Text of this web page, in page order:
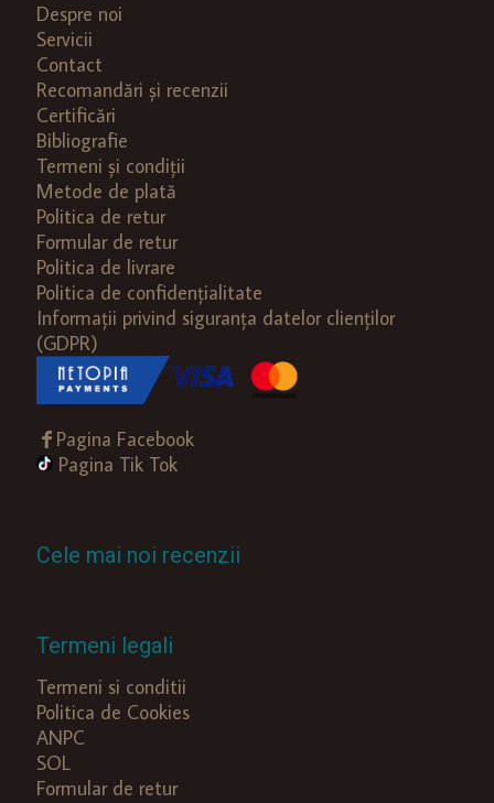
Despre noi
Servicii
Contact
Recomandări și recenzii
Certificări
Bibliografie
Termeni și condiții
Metode de plată
Politica de retur
Formular de retur
Politica de livrare
Politica de confidențialitate
Informații privind siguranța datelor clienților
(GDPR)
Pagina Facebook
Pagina Tik Tok
Cele mai noi recenzii
Termeni legali
Termeni si conditii
Politica de Cookies
ANPC
SOL
Formular de retur